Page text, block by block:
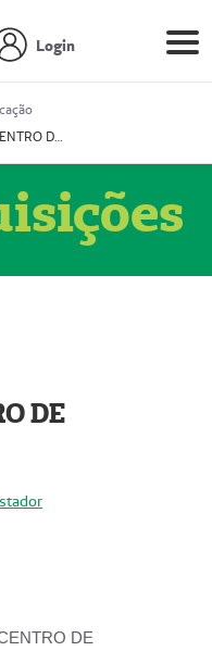
Login
Prestador CENTRO DE ONCOLOGIA
DE
DE